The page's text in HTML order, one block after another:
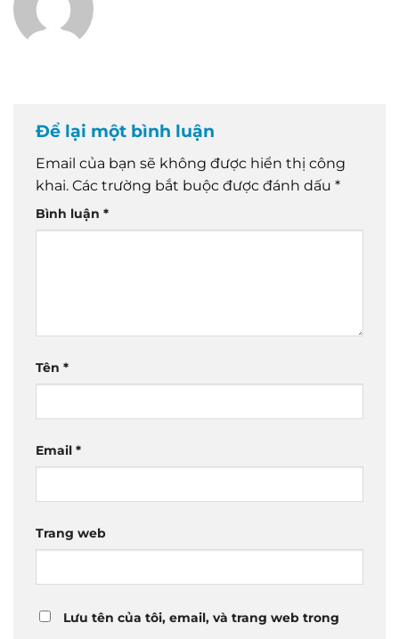
Để lại một bình luận
Email của bạn sẽ không được hiển thị công
khai. Các trường bắt buộc được đánh dấu *
Bình luận *
Tên *
Email *
Trang web
Lưu tên của tôi, email, và trang web trong